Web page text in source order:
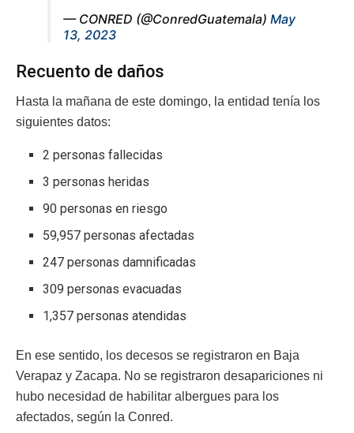
— CONRED (@ConredGuatemala) May
13, 2023
Recuento de daños
Hasta la mañana de este domingo, la entidad tenía los
siguientes datos:
2 personas fallecidas
3 personas heridas
90 personas en riesgo
59,957 personas afectadas
247 personas damnificadas
309 personas evacuadas
1,357 personas atendidas
En ese sentido, los decesos se registraron en Baja
Verapaz y Zacapa. No se registraron desapariciones ni
hubo necesidad de habilitar albergues para los
afectados, según la Conred.